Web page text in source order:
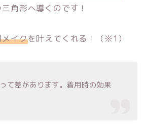
角形へ導くのです！
イクを叶えてくれる！（※1）
て差があります。着用時の効果